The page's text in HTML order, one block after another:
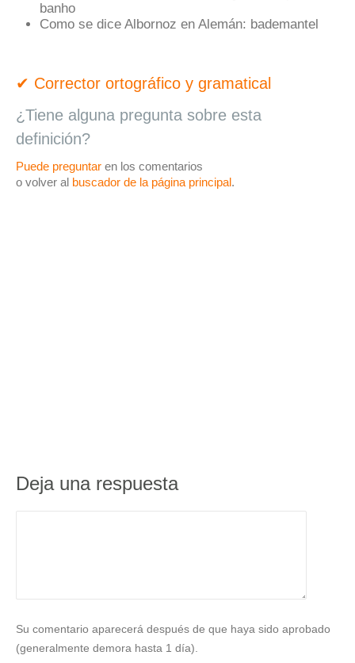
banho
Como se dice Albornoz en Alemán: bademantel
✔ Corrector ortográfico y gramatical
¿Tiene alguna pregunta sobre esta
definición?
Puede preguntar en los comentarios
o volver al buscador de la página principal.
Deja una respuesta
Su comentario aparecerá después de que haya sido aprobado
(generalmente demora hasta 1 día).